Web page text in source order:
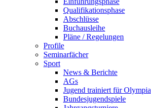
Qualifikationsphase
Abschlüsse
Buchausleihe
Pläne / Regelungen
Profile
Seminarfächer
Sport
News & Berichte
AGs
Jugend trainiert für Olympia
Bundesjugendspiele